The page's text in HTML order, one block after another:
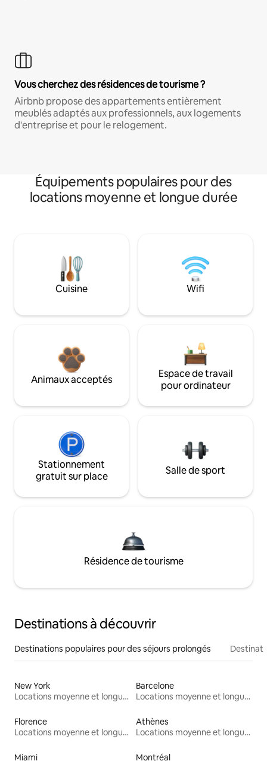
Vous cherchez des résidences de tourisme ?
Airbnb propose des appartements entièrement
meublés adaptés aux professionnels, aux logements
d'entreprise et pour le relogement.
Équipements populaires pour des
locations moyenne et longue durée
Cuisine Wifi
Animaux acceptés
Espace de travail
pour ordinateur
Stationnement
gratuit sur place
Salle de sport
Résidence de tourisme
Destinations à découvrir
Destinations populaires pour des séjours prolongés
New York
Locations moyenne et longue durée
Barcelone
Locations moyenne et longue durée
Florence
Locations moyenne et longue durée
Athènes
Locations moyenne et longue durée
Miami Montréal